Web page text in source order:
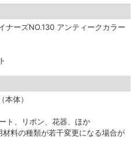
ナーズNO.130 アンティークカラー
体）
ト、リボン、花器、ほか
料の種類が若干変更になる場合が